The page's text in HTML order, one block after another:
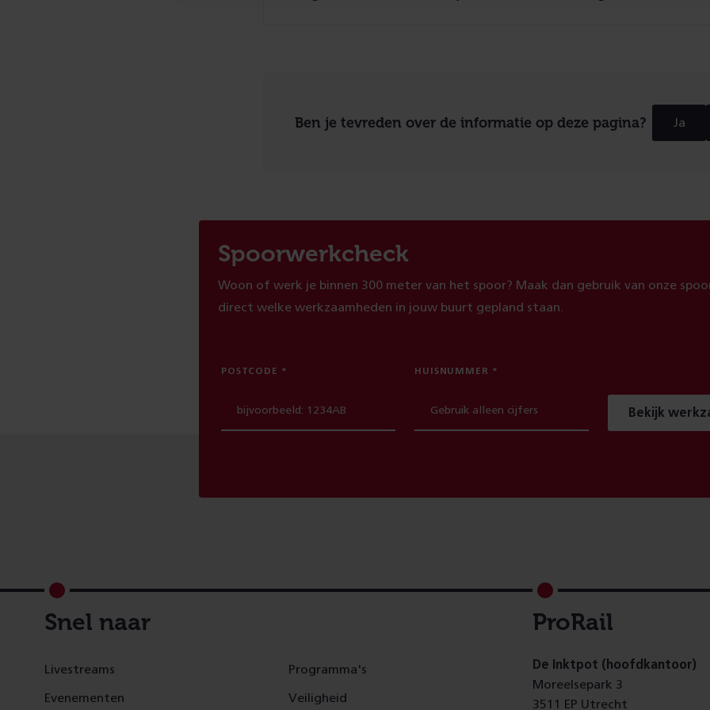
Ben je tevreden over de informatie op deze pagina? Ja
Spoorwerkcheck
Woon of werk je binnen 300 meter van het spoor? Maak dan gebruik van onze
direct welke werkzaamheden in jouw buurt gepland staan.
POSTCODE HUISNUMMER
Bekijk
Footer
Snel naar
Livestreams
Evenementen
Programma's
Veiligheid
ProRail
De Inktpot (hoofdkantoor)
Moreelsepark 3
3511 EP Utrecht